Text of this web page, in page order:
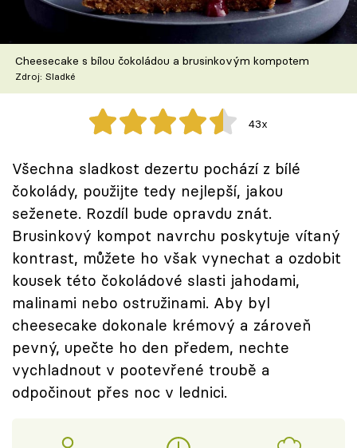
Škola vaření
Recepty z TV
Speciál: Cuketa
Těhotnej kuchař
Sledujte prima+
Přihlášení
Sledujte nás
Cheesecake s bílou čokoládou a brusinkovým kompotem
Zdroj: Sladké
43x
Všechna sladkost dezertu pochází z bílé
čokolády, použijte tedy nejlepší, jakou
seženete. Rozdíl bude opravdu znát.
Brusinkový kompot navrchu poskytuje vítaný
kontrast, můžete ho však vynechat a ozdobit
kousek této čokoládové slasti jahodami,
malinami nebo ostružinami. Aby byl
cheesecake dokonale krémový a zároveň
pevný, upečte ho den předem, nechte
vychladnout v pootevřené troubě a
odpočinout přes noc v lednici.